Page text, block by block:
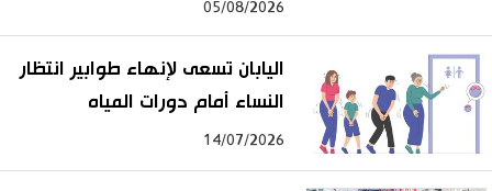
05/08/2026
اليابان تسعى لإنهاء طوابير انتظار
النساء أمام دورات المياه
14/07/2026